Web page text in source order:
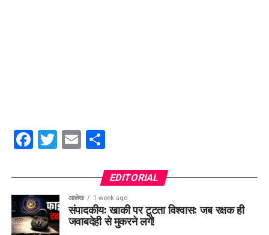
Facebook
Twitter
EmailShare
EDITORIAL
आलेख 1 week ago
संपादकीय: खाकी पर टूटता विश्वास: जब रक्षक ही
जवाबदेही से मुकरने लगें!